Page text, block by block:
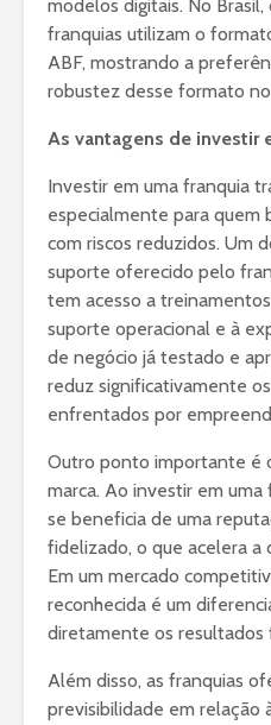
modelos digitais. No
franquias utilizam o
ABF, mostrando a
robustez desse formato
As vantagens de investir
Investir em uma franquia
especialmente para quem
com riscos reduzidos. Um
suporte oferecido pelo
tem acesso a
suporte operacional e à
de negócio já testado e
reduz significativamente
enfrentados por
Outro ponto importante é
marca. Ao investir em
se beneficia de uma
fidelizado, o que acelera a
Em um mercado
reconhecida é um
diretamente os resultados
Além disso, as franquias
previsibilidade em relação